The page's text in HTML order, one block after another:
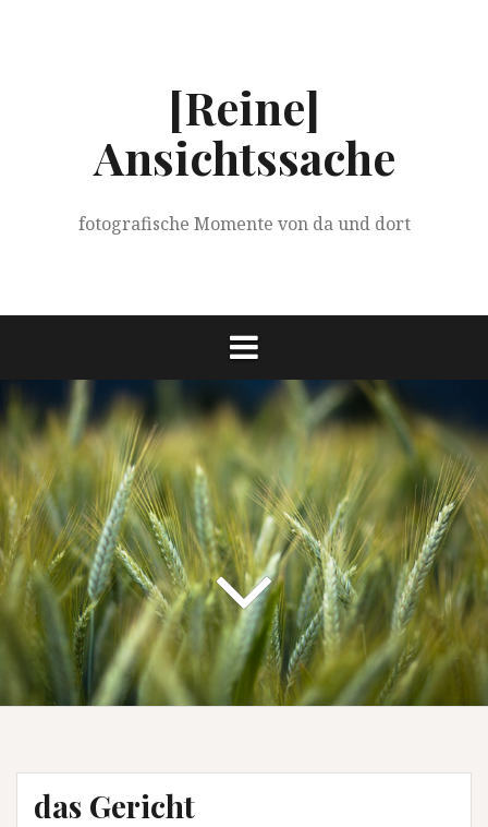
[Reine]
Ansichtssache
fotografische Momente von da und dort
das Gericht